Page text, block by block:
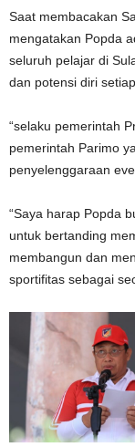
Saat membacakan
mengatakan Popda
seluruh pelajar di
dan potensi diri
“selaku pemerintah
pemerintah Parimo
penyelenggaraan
“Saya harap Popda
untuk bertanding
membangun dan
sportifitas sebagai